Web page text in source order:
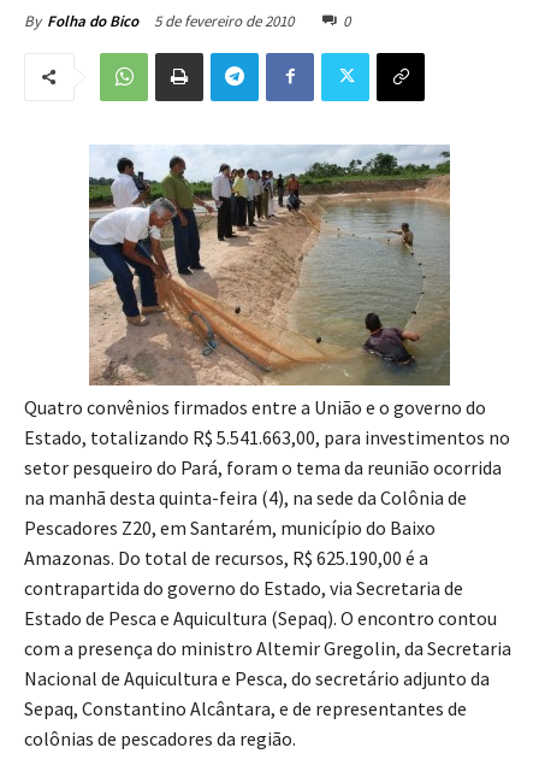
By Folha do Bico 5 de fevereiro de 2010 0
Quatro convênios firmados entre a União e o governo do
Estado, totalizando R$ 5.541.663,00, para investimentos no
setor pesqueiro do Pará, foram o tema da reunião ocorrida
na manhã desta quinta-feira (4), na sede da Colônia de
Pescadores Z20, em Santarém, município do Baixo
Amazonas. Do total de recursos, R$ 625.190,00 é a
contrapartida do governo do Estado, via Secretaria de
Estado de Pesca e Aquicultura (Sepaq). O encontro contou
com a presença do ministro Altemir Gregolin, da Secretaria
Nacional de Aquicultura e Pesca, do secretário adjunto da
Sepaq, Constantino Alcântara, e de representantes de
colônias de pescadores da região.